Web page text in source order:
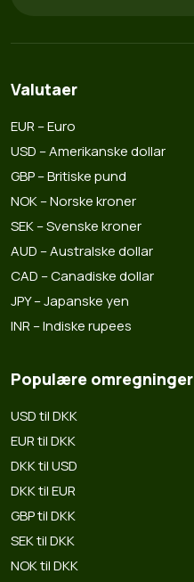
Valutaer
EUR – Euro
USD – Amerikanske dollar
GBP – Britiske pund
NOK – Norske kroner
SEK – Svenske kroner
AUD – Australske dollar
CAD – Canadiske dollar
JPY – Japanske yen
INR – Indiske rupees
Populære omregninger
USD til DKK
EUR til DKK
DKK til USD
DKK til EUR
GBP til DKK
SEK til DKK
NOK til DKK